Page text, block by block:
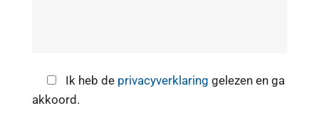
Ik heb de privacyverklaring gelezen en ga
akkoord.